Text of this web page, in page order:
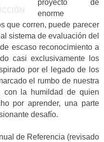
proyecto de
enorme
que corren, puede parecer
sistema de evaluación del
escaso reconocimiento a
casi exclusivamente los
por el legado de los
el rumbo de nuestra
con la humildad de quien
por aprender, una parte
desafío.
de Referencia (revisado